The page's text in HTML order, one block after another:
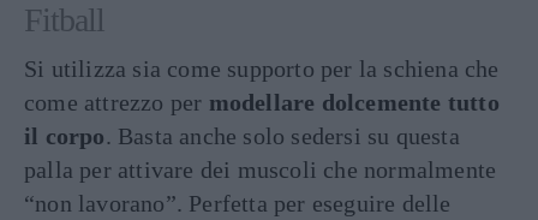
Fitball
Si utilizza sia come supporto per la schiena che
come attrezzo per modellare dolcemente tutto
il corpo. Basta anche solo sedersi su questa
palla per attivare dei muscoli che normalmente
“non lavorano”. Perfetta per eseguire delle